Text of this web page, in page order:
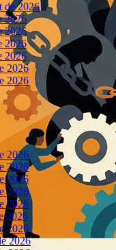
de 2026
2026
2026
2026
2026
2026
2026
2026
2026
2026
2026
2026
2026
2026
2026